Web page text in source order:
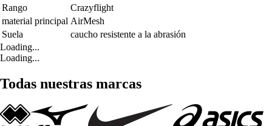
Rango
Crazyflight
material principal AirMesh
Suela
caucho resistente a la abrasión
Loading...
Loading...
Todas nuestras marcas